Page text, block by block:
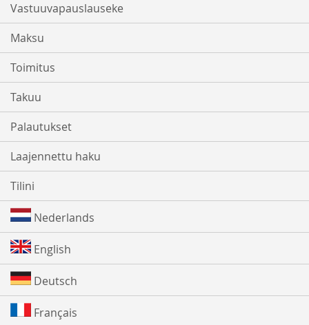
Vastuuvapauslauseke
Maksu
Toimitus
Takuu
Palautukset
Laajennettu haku
Tilini
Nederlands
English
Deutsch
Français